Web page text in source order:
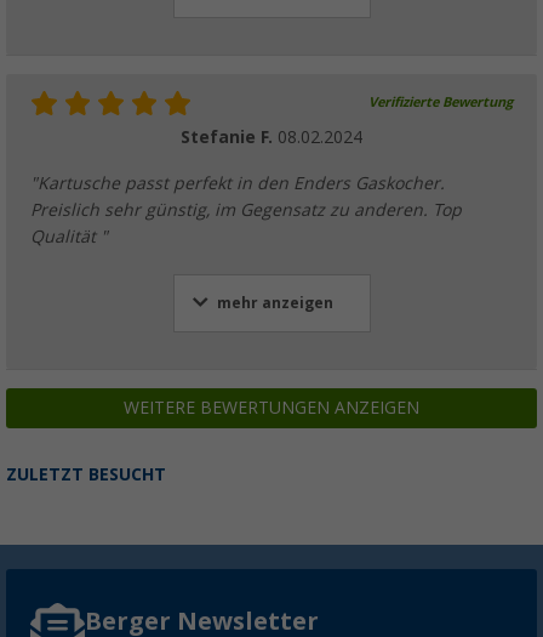
Verifizierte Bewertung
Stefanie F. 08.02.2024
"Kartusche passt perfekt in den Enders Gaskocher.
Preislich sehr günstig, im Gegensatz zu anderen. Top
Qualität "
mehr anzeigen
WEITERE BEWERTUNGEN ANZEIGEN
ZULETZT BESUCHT
Berger Newsletter